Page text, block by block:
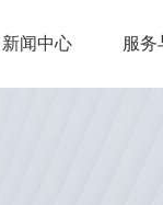
新闻中心 服务